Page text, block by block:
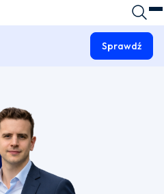
Sprawdź